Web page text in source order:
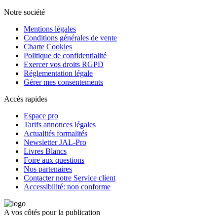
Notre société
Mentions légales
Conditions générales de vente
Charte Cookies
Politique de confidentialité
Exercer vos droits RGPD
Réglementation légale
Gérer mes consentements
Accès rapides
Espace pro
Tarifs annonces légales
Actualités formalités
Newsletter JAL-Pro
Livres Blancs
Foire aux questions
Nos partenaires
Contacter notre Service client
Accessibilité: non conforme
A vos côtés pour la publication